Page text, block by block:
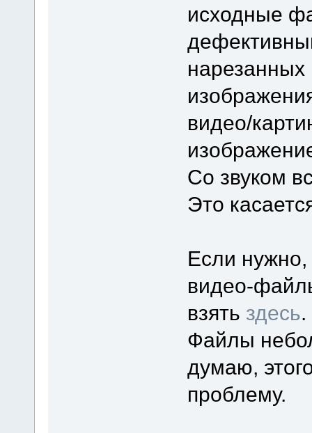
исходные
видео/
Со звуком
Это
Если
видео-
взять здесь.
Файлы
думаю,
проблему.